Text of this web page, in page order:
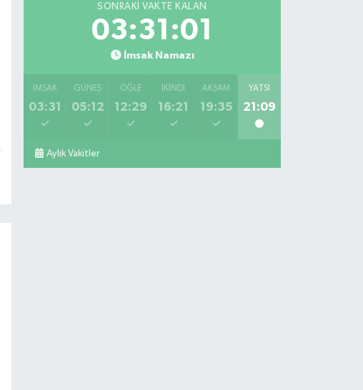
SONRAKI VAKTE KALAN
03:31:00
İmsak Namazı
İMSAK
03:31
GÜNEŞ
05:12
ÖĞLE
12:29
İKINDI
16:21
AKŞAM
19:35
YATSI
21:09
Aylık Vakitler